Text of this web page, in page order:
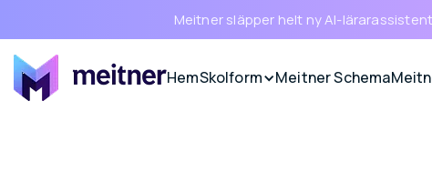
Meitner släpper helt ny AI-
HemSkolform Meitner Schema